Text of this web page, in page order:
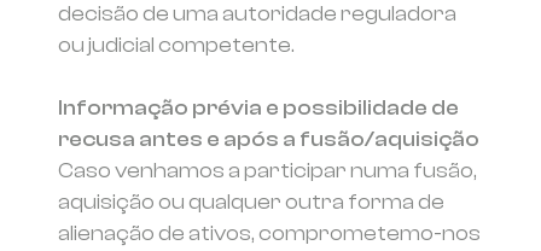
decisão de uma autoridade reguladora
ou judicial competente.
Informação prévia e possibilidade de
recusa antes e após a fusão/aquisição
Caso venhamos a participar numa fusão,
aquisição ou qualquer outra forma de
alienação de ativos, comprometemo-nos